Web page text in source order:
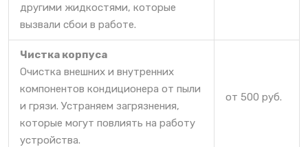
другими жидкостями, которые
вызвали сбои в работе.
Чистка корпуса
Очистка внешних и внутренних
компонентов кондиционера от пыли
и грязи. Устраняем загрязнения,
которые могут повлиять на работу
устройства.
от 500 руб.